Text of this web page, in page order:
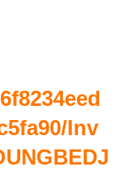
Inv